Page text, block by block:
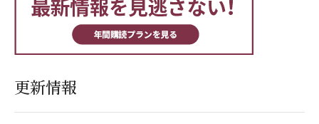
更新情報